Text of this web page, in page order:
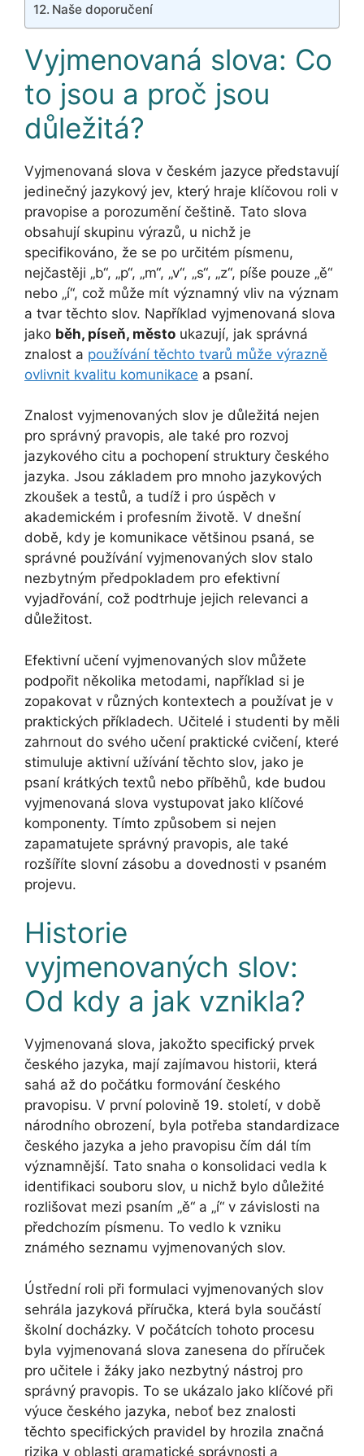
Naše doporučení
Vyjmenovaná slova: Co
to jsou a proč jsou
důležitá?
Vyjmenovaná slova v českém jazyce představují
jedinečný jazykový jev, který hraje klíčovou roli v
pravopise a porozumění češtině. Tato slova
obsahují skupinu výrazů, u nichž je
specifikováno, že se po určitém písmenu,
nejčastěji „b“, „p“, „m“, „v“, „s“, „z“, píše pouze „ě“
nebo „í“, což může mít významný vliv na význam
a tvar těchto slov. Například vyjmenovaná slova
jako běh, píseň, město ukazují, jak správná
znalost a používání těchto tvarů může výrazně
ovlivnit kvalitu komunikace a psaní.
Znalost vyjmenovaných slov je důležitá nejen
pro správný pravopis, ale také pro rozvoj
jazykového citu a pochopení struktury českého
jazyka. Jsou základem pro mnoho jazykových
zkoušek a testů, a tudíž i pro úspěch v
akademickém i profesním životě. V dnešní
době, kdy je komunikace většinou psaná, se
správné používání vyjmenovaných slov stalo
nezbytným předpokladem pro efektivní
vyjadřování, což podtrhuje jejich relevanci a
důležitost.
Efektivní učení vyjmenovaných slov můžete
podpořit několika metodami, například si je
zopakovat v různých kontextech a používat je v
praktických příkladech. Učitelé i studenti by měli
zahrnout do svého učení praktické cvičení, které
stimuluje aktivní užívání těchto slov, jako je
psaní krátkých textů nebo příběhů, kde budou
vyjmenovaná slova vystupovat jako klíčové
komponenty. Tímto způsobem si nejen
zapamatujete správný pravopis, ale také
rozšíříte slovní zásobu a dovednosti v psaném
projevu.
Historie
vyjmenovaných slov:
Od kdy a jak vznikla?
Vyjmenovaná slova, jakožto specifický prvek
českého jazyka, mají zajímavou historii, která
sahá až do počátku formování českého
pravopisu. V první polovině 19. století, v době
národního obrození, byla potřeba standardizace
českého jazyka a jeho pravopisu čím dál tím
významnější. Tato snaha o konsolidaci vedla k
identifikaci souboru slov, u nichž bylo důležité
rozlišovat mezi psaním „ě“ a „í“ v závislosti na
předchozím písmenu. To vedlo k vzniku
známého seznamu vyjmenovaných slov.
Ústřední roli při formulaci vyjmenovaných slov
sehrála jazyková příručka, která byla součástí
školní docházky. V počátcích tohoto procesu
byla vyjmenovaná slova zanesena do příruček
pro učitele i žáky jako nezbytný nástroj pro
správný pravopis. To se ukázalo jako klíčové při
výuce českého jazyka, neboť bez znalosti
těchto specifických pravidel by hrozila značná
rizika v oblasti gramatické správnosti a